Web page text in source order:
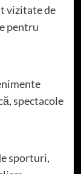
vizitate de
pentru
spectacole
sporturi,